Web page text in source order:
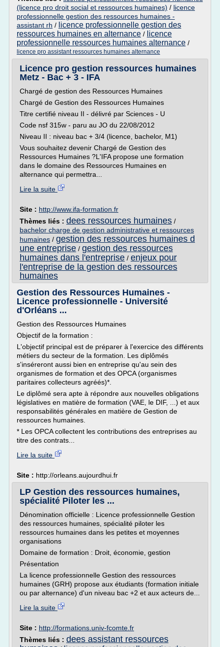
(licence pro droit social et ressources humaines) / licence
professionnelle gestion des ressources humaines -
assistant rh / licence professionnelle gestion des
ressources humaines en alternance / licence
professionnelle ressources humaines alternance /
licence pro assistant ressources humaines alternance
Licence pro gestion ressources humaines
Metz - Bac + 3 - IFA
Chargé de gestion des Ressources Humaines
Chargé de Gestion des Ressources Humaines
Titre certifié niveau II - délivré par Sciences - U
Code nsf 315w - paru au JO du 22/08/2012
Niveau II : niveau bac + 3/4 (licence, bachelor, M1)
Vous souhaitez devenir Chargé de Gestion des
Ressources Humaines ?L'IFA propose une formation
dans le domaine des Ressources Humaines en
alternance qui permettra...
Lire la suite
Site : http://www.ifa-formation.fr
Thèmes liés : dees ressources humaines /
bachelor charge de gestion administrative et ressources
humaines / gestion des ressources humaines d
une entreprise / gestion des ressources
humaines dans l'entreprise / enjeux pour
l'entreprise de la gestion des ressources
humaines
Gestion des Ressources Humaines -
Licence professionnelle - Université
d'Orléans ...
Gestion des Ressources Humaines
Objectif de la formation :
L'objectif principal est de préparer à l'exercice des différents
métiers du secteur de la formation. Les diplômés
s'inséreront aussi bien en entreprise qu'au sein des
organismes de formation et des OPCA (organismes
paritaires collecteurs agréés)*.
Le diplômé sera apte à répondre aux nouvelles obligations
législatives en matière de formation (VAE, le DIF, ...) et aux
responsabilités générales en matière de Gestion de
ressources humaines.
* Les OPCA collectent les contributions des entreprises au
titre des contrats...
Lire la suite
Site : http://orleans.aujourdhui.fr
LP Gestion des ressources humaines,
spécialité Piloter les ...
Dénomination officielle : Licence professionnelle Gestion
des ressources humaines, spécialité piloter les
ressources humaines dans les petites et moyennes
organisations
Domaine de formation : Droit, économie, gestion
Présentation
La licence professionnelle Gestion des ressources
humaines (GRH) propose aux étudiants (formation initiale
ou par alternance) d'un niveau bac +2 et aux acteurs de...
Lire la suite
Site : http://formations.univ-fcomte.fr
Thèmes liés : dees assistant ressources